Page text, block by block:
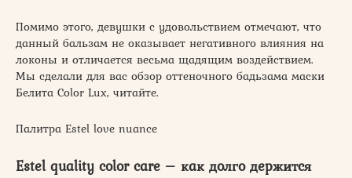
Помимо этого, девушки с удовольствием отмечают, что
данный бальзам не оказывает негативного влияния на
локоны и отличается весьма щадящим воздействием.
Мы сделали для вас обзор оттеночного бадьзама маски
Белита Color Lux, читайте.
Палитра Estel love nuance
Еstel quality color care – как долго держится